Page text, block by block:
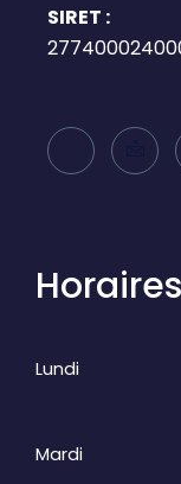
SIRET :
Lundi
Mardi